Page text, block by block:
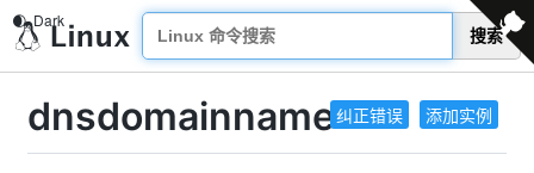
搜索
纠正错误 添加实例
dnsdomainname